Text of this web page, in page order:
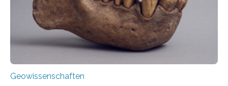
nicht nur nachweisen, sondern ihren Ort in…
Geowissenschaften